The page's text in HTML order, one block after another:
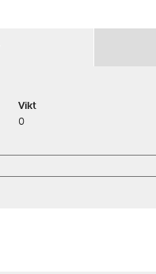
Vikt
0